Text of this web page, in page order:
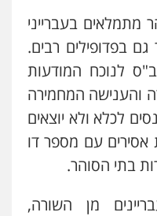
סמים והימורים פשיעה
צווארון לבן והונאה
לוי
חמורה מעצרים
מתמלאים בעברייני
גם בפדופילים רבים.
לנוכח המודעות
והענישה המחמירה
לכלא ולא יוצאים
עם מספר דו
בתי הסוהר.
מן השורה,